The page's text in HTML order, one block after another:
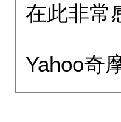
在此非常
Yahoo奇